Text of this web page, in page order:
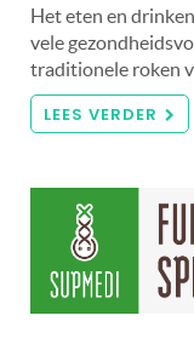
Het eten en
vele
traditionele roken
LEES VERDER